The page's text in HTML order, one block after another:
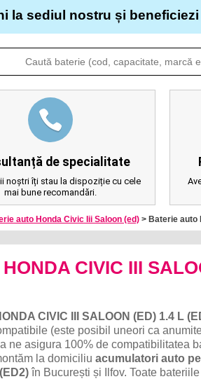
la sediul nostru și
de specialitate
noștri îți stau la dispoziție cu cele
mai bune recomandări.
auto Honda Civic Iii Saloon (ed) > Baterie auto
CIVIC III
CIVIC III SALOON (ED) 1.4 L
(este posibil uneori ca
ne asigura 100% de compatibilitatea
la domiciliuacumulatori auto
în București și Ilfov. Toate